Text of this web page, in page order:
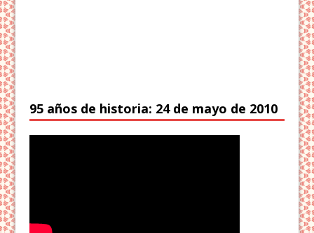
95 años de historia: 24 de mayo de 2010